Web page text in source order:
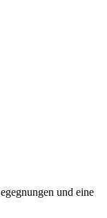
und eine